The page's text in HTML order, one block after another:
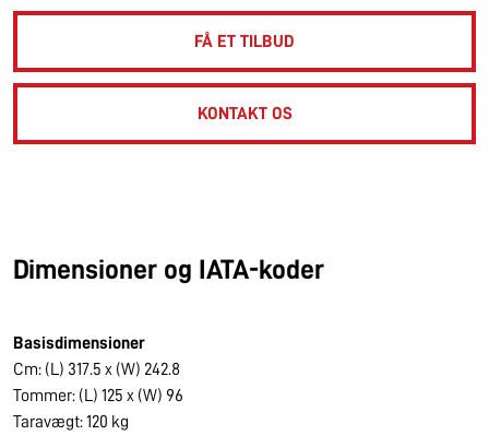
FÅ ET TILBUD
KONTAKT OS
Dimensioner og IATA-koder
Basisdimensioner
Cm: (L) 317.5 x (W) 242.8
Tommer: (L) 125 x (W) 96
Taravægt: 120 kg